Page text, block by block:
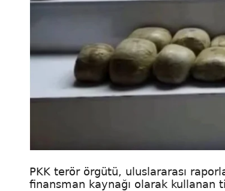
PKK terör örgütü, uluslararası
finansman kaynağı olarak kullanan